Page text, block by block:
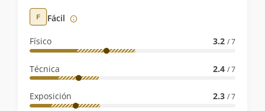
Fácil
Físico 3.2 / 7
Técnica 2.4 / 7
Exposición 2.3 / 7